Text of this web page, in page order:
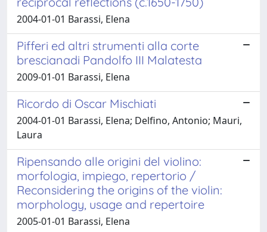
2004-01-01 Barassi, Elena
Pifferi ed altri strumenti alla corte
brescianadi Pandolfo III Malatesta
2009-01-01 Barassi, Elena
Ricordo di Oscar Mischiati
2004-01-01 Barassi, Elena; Delfino, Antonio; Mauri,
Laura
Ripensando alle origini del violino:
morfologia, impiego, repertorio /
Reconsidering the origins of the violin:
morphology, usage and repertoire
2005-01-01 Barassi, Elena